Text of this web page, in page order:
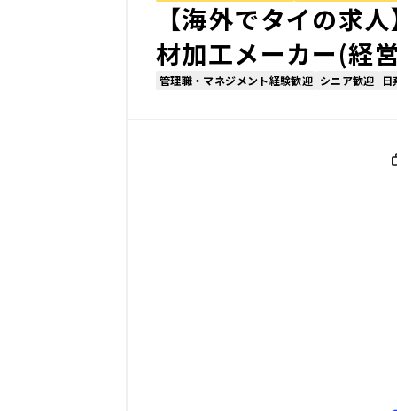
【海外でタイの求
材加工メーカー(経
管理職・マネジメント経験歓迎 シニア歓迎 日